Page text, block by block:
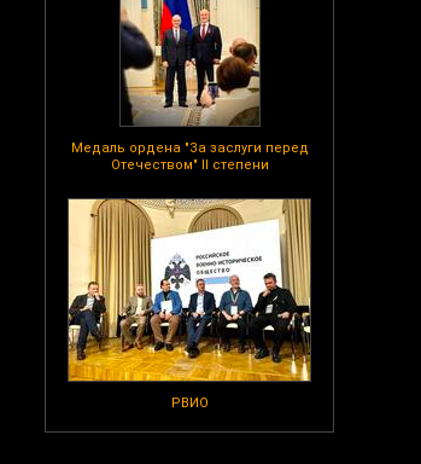
Медаль ордена "За заслуги перед
Отечеством" II степени
РВИО